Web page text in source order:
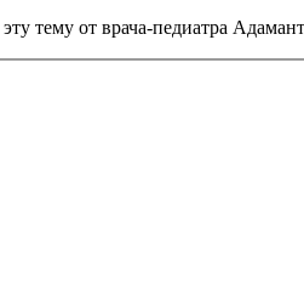
тему от врача-педиатра